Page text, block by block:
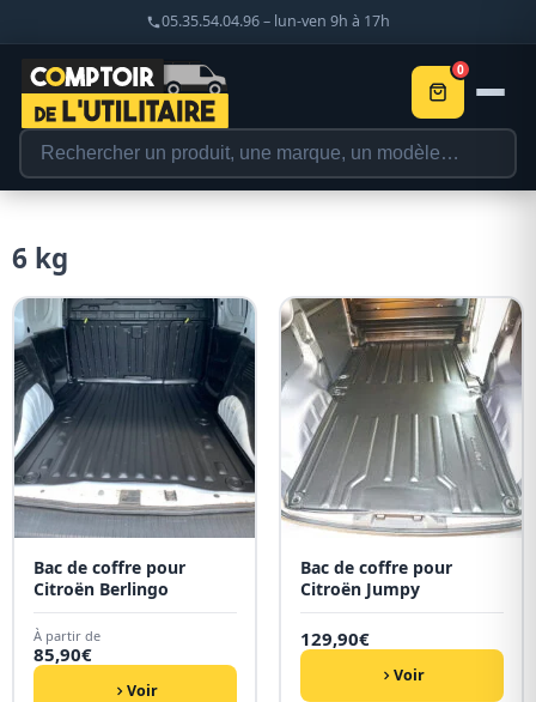
05.35.54.04.96 – lun-ven 9h à 17h
0
6 kg
Bac de coffre pour
Citroën Berlingo
À partir de
85,90€
Voir
Bac de coffre pour
Citroën Jumpy
129,90€
Voir